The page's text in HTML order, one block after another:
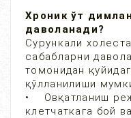
Хроник ўт
даволанади?
Сурункали
сабабларни
томонидан
қўлланилиши
• Овқатланиш
клетчаткага бой